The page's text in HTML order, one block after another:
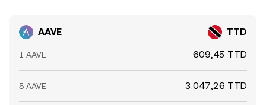
AAVE TTD
1 AAVE 609,45 TTD
5 AAVE 3.047,26 TTD